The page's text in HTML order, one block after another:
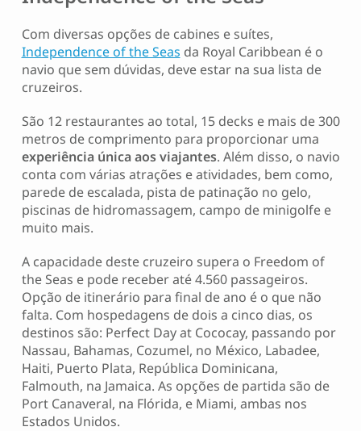
Com diversas opções de cabines e suítes,
Independence of the Seas da Royal Caribbean é o
navio que sem dúvidas, deve estar na sua lista de
cruzeiros.
São 12 restaurantes ao total, 15 decks e mais de 300
metros de comprimento para proporcionar uma
experiência única aos viajantes. Além disso, o navio
conta com várias atrações e atividades, bem como,
parede de escalada, pista de patinação no gelo,
piscinas de hidromassagem, campo de minigolfe e
muito mais.
A capacidade deste cruzeiro supera o Freedom of
the Seas e pode receber até 4.560 passageiros.
Opção de itinerário para final de ano é o que não
falta. Com hospedagens de dois a cinco dias, os
destinos são: Perfect Day at Cococay, passando por
Nassau, Bahamas, Cozumel, no México, Labadee,
Haiti, Puerto Plata, República Dominicana,
Falmouth, na Jamaica. As opções de partida são de
Port Canaveral, na Flórida, e Miami, ambas nos
Estados Unidos.